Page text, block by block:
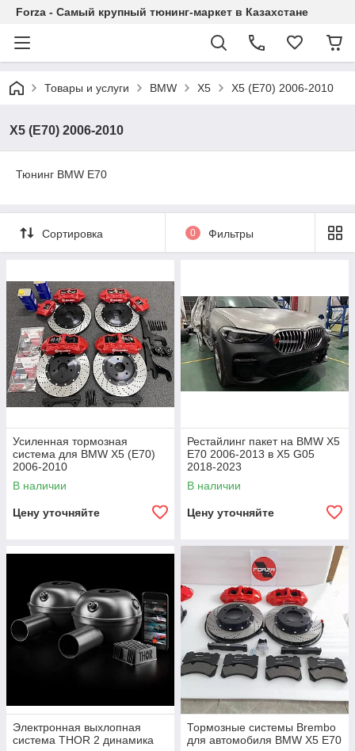
Forza - Самый крупный тюнинг-маркет в Казахстане
Товары и услуги BMW X5 X5 (E70) 2006-2010
X5 (E70) 2006-2010
Тюнинг BMW E70
Сортировка 0 Фильтры
Усиленная тормозная
система для BMW X5 (E70)
2006-2010
В наличии
Цену уточняйте
Рестайлинг пакет на BMW X5
E70 2006-2013 в X5 G05
2018-2023
В наличии
Цену уточняйте
Электронная выхлопная
система THOR 2 динамика
Тормозные системы Brembo
для автомобиля BMW X5 E70